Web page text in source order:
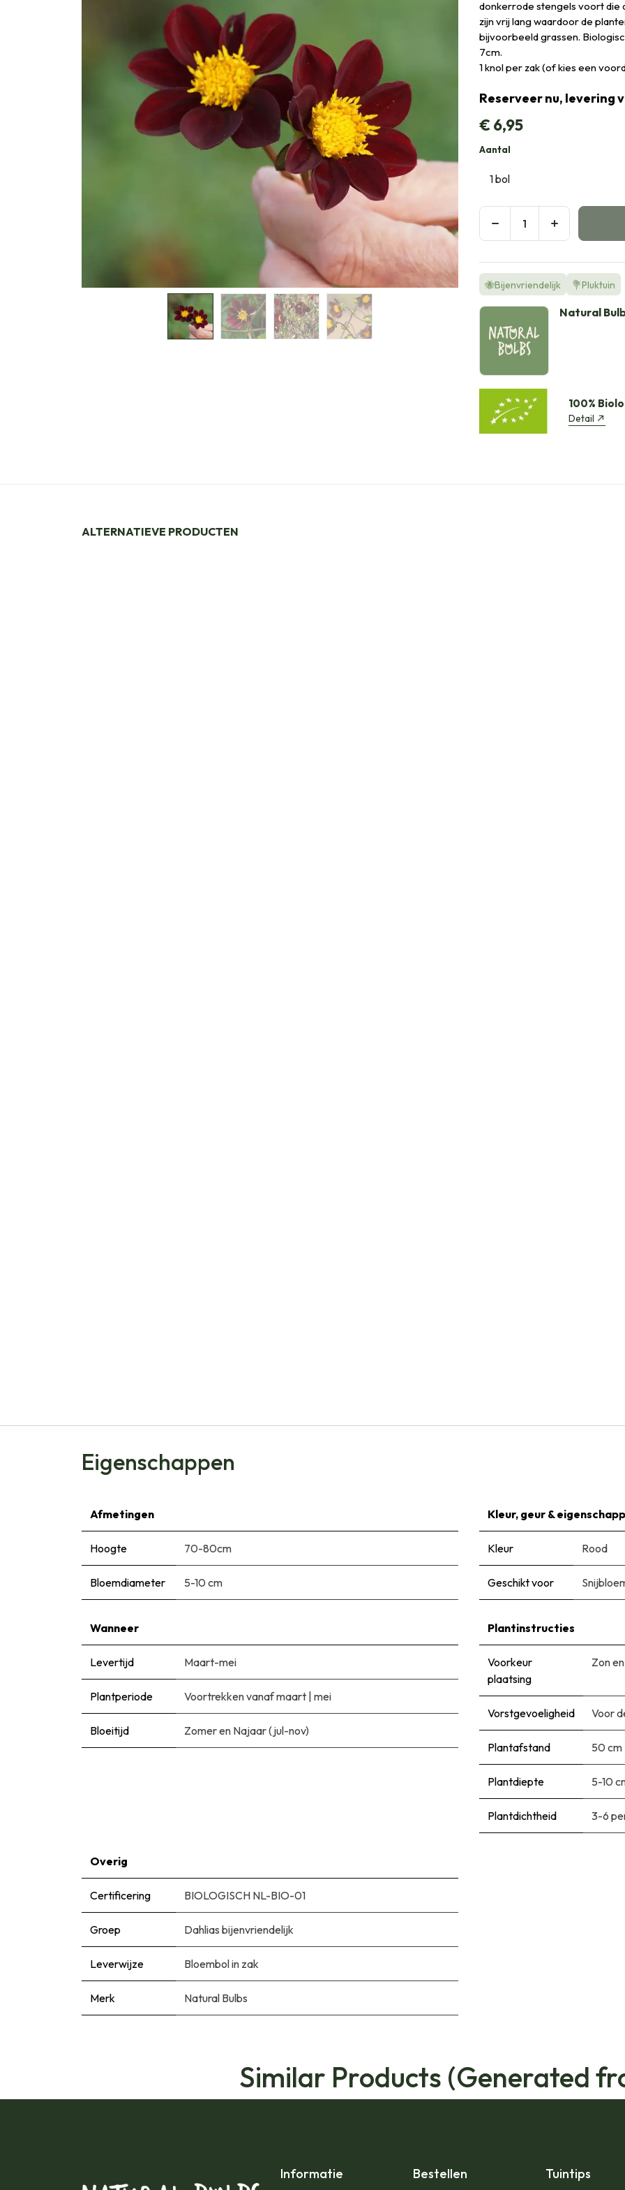
donkerrode stengels voort die
zijn vrij lang waardoor de
bijvoorbeeld grassen.
7cm.
1 knol per zak (of kies een
Reserveer nu, levering
€6,95
Aantal
🐝Bijenvriendelijk 💐Pluktuin
Natural
100%
Detail
ALTERNATIEVE PRODUCTEN
Eigenschappen
Afmetingen
Hoogte 70-80cm
Bloemdiameter 5-10 cm
Kleur, geur &
Kleur Rood
Geschikt voor
Wanneer
Levertijd Maart-mei
Plantperiode Voortrekken vanaf maart | mei
Bloeitijd Zomer en Najaar (jul-nov)
Plantinstructies
Voorkeur
plaatsing
Zon
Vorstgevoeligheid Voor
Plantafstand 50 cm
Plantdiepte 5-10
Plantdichtheid 3-6
Overig
Certificering BIOLOGISCH NL-BIO-01
Groep Dahlias bijenvriendelijk
Leverwijze Bloembol in zak
Merk Natural Bulbs
Similar Products (Generated
Informatie Bestellen Tuintips